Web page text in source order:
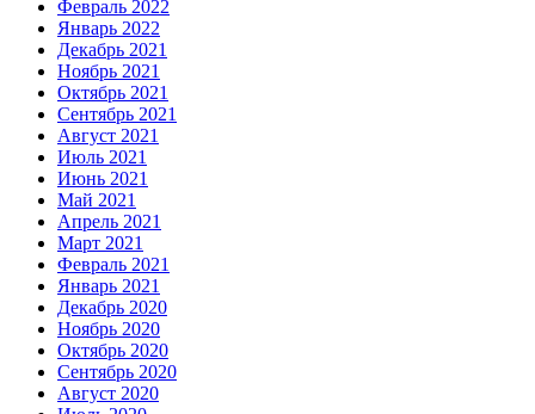
Февраль 2022
Январь 2022
Декабрь 2021
Ноябрь 2021
Октябрь 2021
Сентябрь 2021
Август 2021
Июль 2021
Июнь 2021
Май 2021
Апрель 2021
Март 2021
Февраль 2021
Январь 2021
Декабрь 2020
Ноябрь 2020
Октябрь 2020
Сентябрь 2020
Август 2020